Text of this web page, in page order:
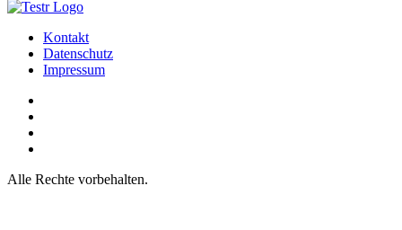
Kontakt
Datenschutz
Impressum
Alle Rechte vorbehalten.